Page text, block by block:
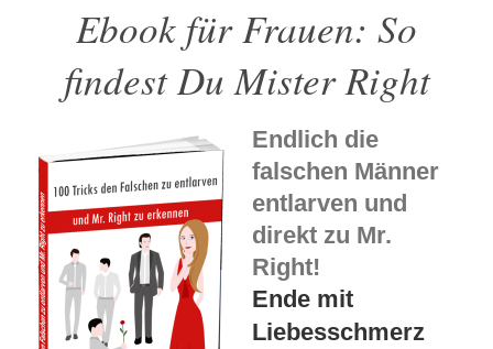
Ebook für Frauen: So
findest Du Mister Right
Endlich die
falschen Männer
entlarven und
direkt zu Mr.
Right!
Ende mit
Liebesschmerz